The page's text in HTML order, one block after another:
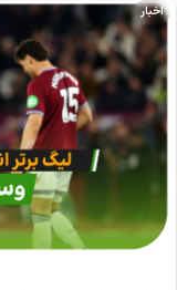
اخبار